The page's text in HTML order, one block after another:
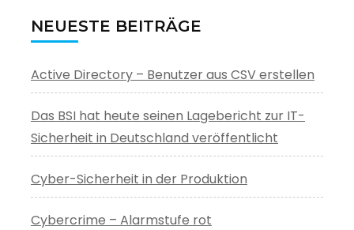
NEUESTE BEITRÄGE
Active Directory – Benutzer aus CSV erstellen
Das BSI hat heute seinen Lagebericht zur IT-
Sicherheit in Deutschland veröffentlicht
Cyber-Sicherheit in der Produktion
Cybercrime – Alarmstufe rot